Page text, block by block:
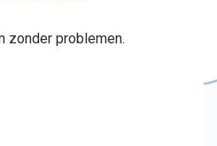
zonder problemen.